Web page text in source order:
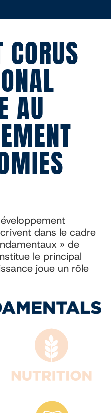
AU
dans le cadre
» de
le principal
joue un rôle